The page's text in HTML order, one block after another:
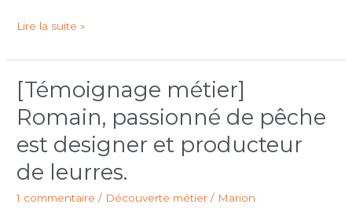
Lire la suite »
[Témoignage métier]
Romain, passionné de pêche
est designer et producteur
de leurres.
1 commentaire / Découverte métier / Marion
[Témoignage
métier]
Romain,
passionné
de
pêche
designer